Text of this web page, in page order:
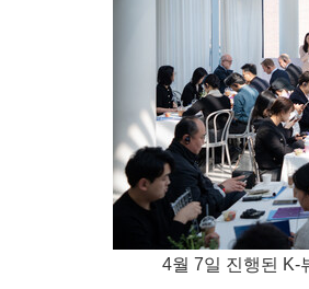
4월 7일 진행된 K-